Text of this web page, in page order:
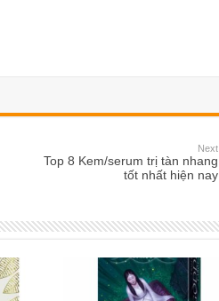
Next
Top 8 Kem/serum trị tàn nhang
tốt nhất hiện nay